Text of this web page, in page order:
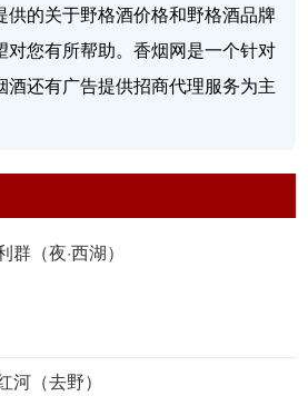
供的关于野格酒价格和野格酒品牌
对您有所帮助。香烟网是一个针对
酒还有广告提供招商代理服务为主
群（夜·西湖）
河（去野）